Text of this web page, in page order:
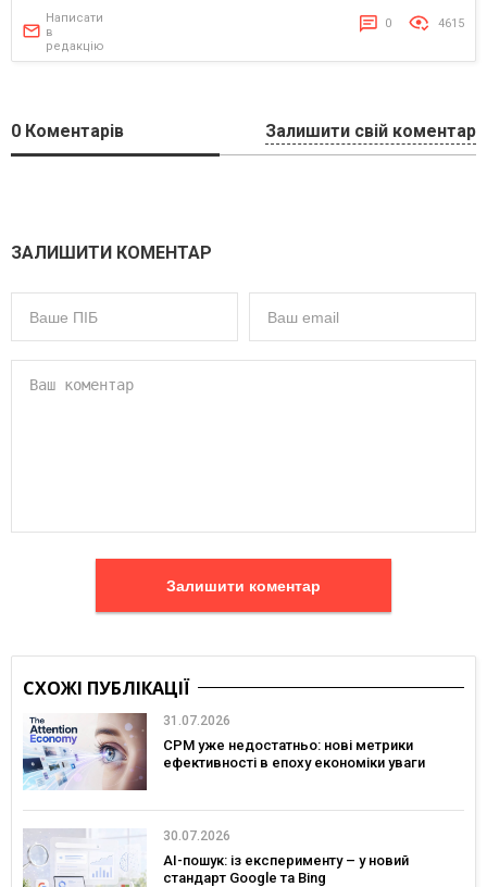
Написати
в
редакцію
0 4615
0 Коментарів Залишити свій коментар
ЗАЛИШИТИ КОМЕНТАР
Залишити коментар
СХОЖІ ПУБЛІКАЦІЇ
31.07.2026
CPM уже недостатньо: нові метрики
ефективності в епоху економіки уваги
30.07.2026
AI-пошук: із експерименту – у новий
стандарт Google та Bing